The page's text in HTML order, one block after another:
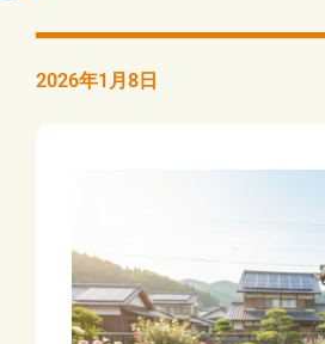
2026年1月8日